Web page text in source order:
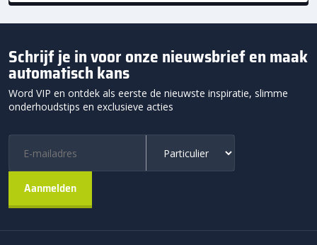
Schrijf je in voor onze nieuwsbrief en maak
automatisch kans
Word VIP en ontdek als eerste de nieuwste inspiratie, slimme
onderhoudstips en exclusieve acties